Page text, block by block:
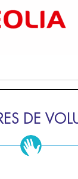
DE